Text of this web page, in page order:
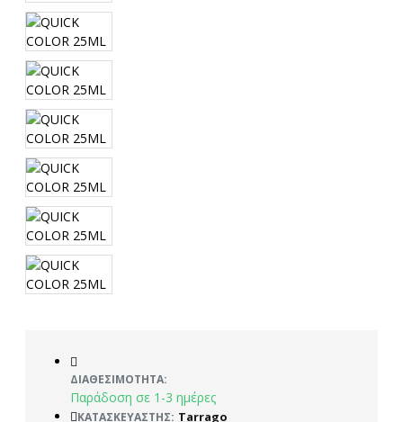
ΔΙΑΘΕΣΙΜΌΤΗΤΑ:
Παράδοση σε 1-3 ημέρες
ΚΑΤΑΣΚΕΥΑΣΤΉΣ: Tarrago